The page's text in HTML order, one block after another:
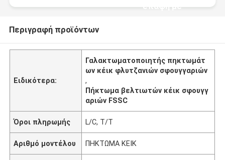
επαφή με
Περιγραφή προϊόντων
Ειδικότερα:
Γαλακτωματοποιητής πηκτωμάτ
ων κέικ φλυτζανιών σφουγγαριών
,
Πήκτωμα βελτιωτών κέικ σφουγγ
αριών FSSC
Όροι πληρωμής L/C, T/T
Αριθμό μοντέλου ΠΗΚΤΩΜΑ ΚΕΙΚ